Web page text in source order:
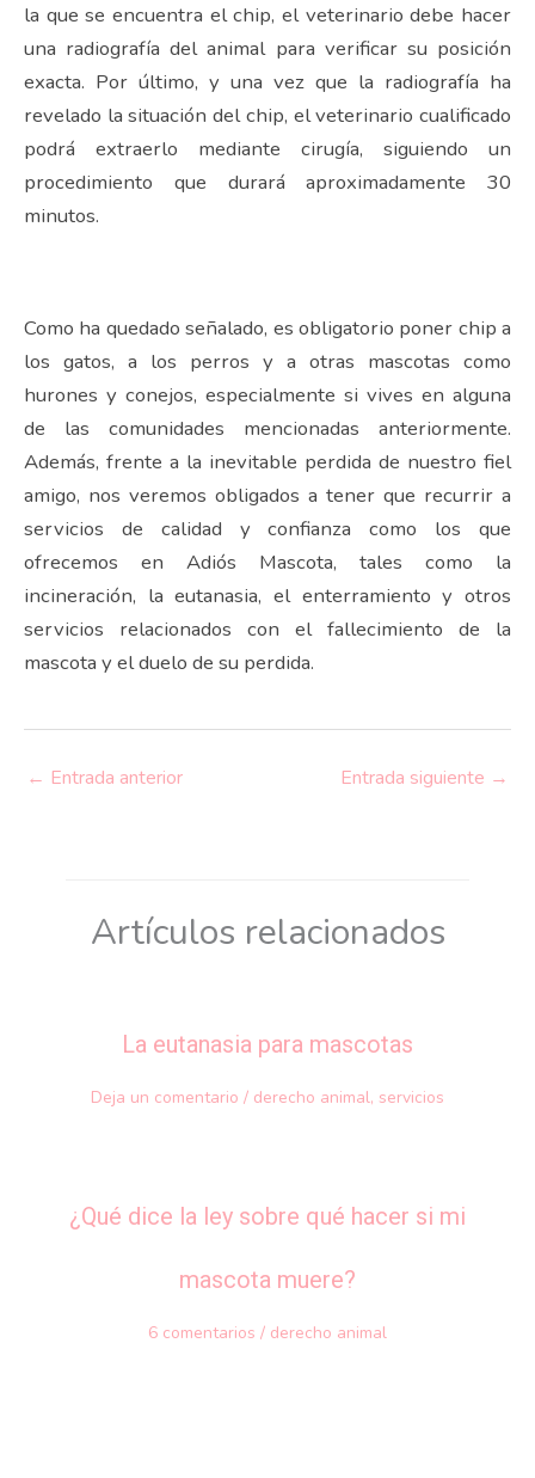
la que se encuentra el chip, el veterinario debe hacer
una radiografía del animal para verificar su posición
exacta. Por último, y una vez que la radiografía ha
revelado la situación del chip, el veterinario cualificado
podrá extraerlo mediante cirugía, siguiendo un
procedimiento que durará aproximadamente 30
minutos.
Como ha quedado señalado, es obligatorio poner chip a
los gatos, a los perros y a otras mascotas como
hurones y conejos, especialmente si vives en alguna
de las comunidades mencionadas anteriormente.
Además, frente a la inevitable perdida de nuestro fiel
amigo, nos veremos obligados a tener que recurrir a
servicios de calidad y confianza como los que
ofrecemos en Adiós Mascota, tales como la
incineración, la eutanasia, el enterramiento y otros
servicios relacionados con el fallecimiento de la
mascota y el duelo de su perdida.
← Entrada anterior Entrada siguiente →
Artículos relacionados
La eutanasia para mascotas
Deja un comentario / derecho animal, servicios
¿Qué dice la ley sobre qué hacer si mi
mascota muere?
6 comentarios / derecho animal